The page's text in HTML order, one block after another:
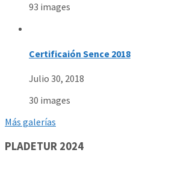
93 images
Certificaión Sence 2018
Julio 30, 2018
30 images
Más galerías
PLADETUR 2024